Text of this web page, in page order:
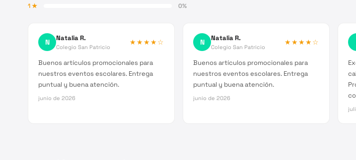
1★ 0%
N Natalia R.
Colegio San Patricio
★★★★☆
Buenos artículos promocionales para
nuestros eventos escolares. Entrega
puntual y buena atención.
junio de 2026
N Natalia R.
Colegio San Patricio
★★★★☆
Buenos artículos promocionales para
nuestros eventos escolares. Entrega
puntual y buena atención.
junio de 2026